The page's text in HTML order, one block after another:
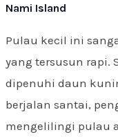
Nami Island
Pulau kecil ini
yang tersusun rapi.
dipenuhi daun
berjalan santai,
mengelilingi pulau